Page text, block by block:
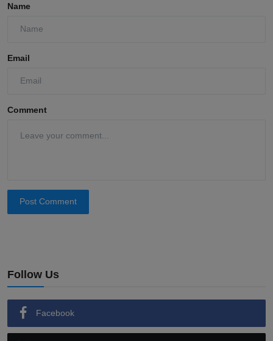
Name
Email
Comment
Post Comment
Follow Us
Facebook